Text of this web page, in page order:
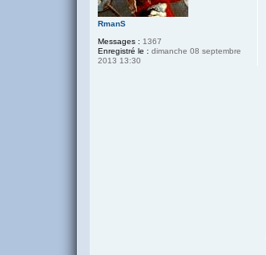
RmanS
Messages : 1367
Enregistré le : dimanche 08 septembre
2013 13:30